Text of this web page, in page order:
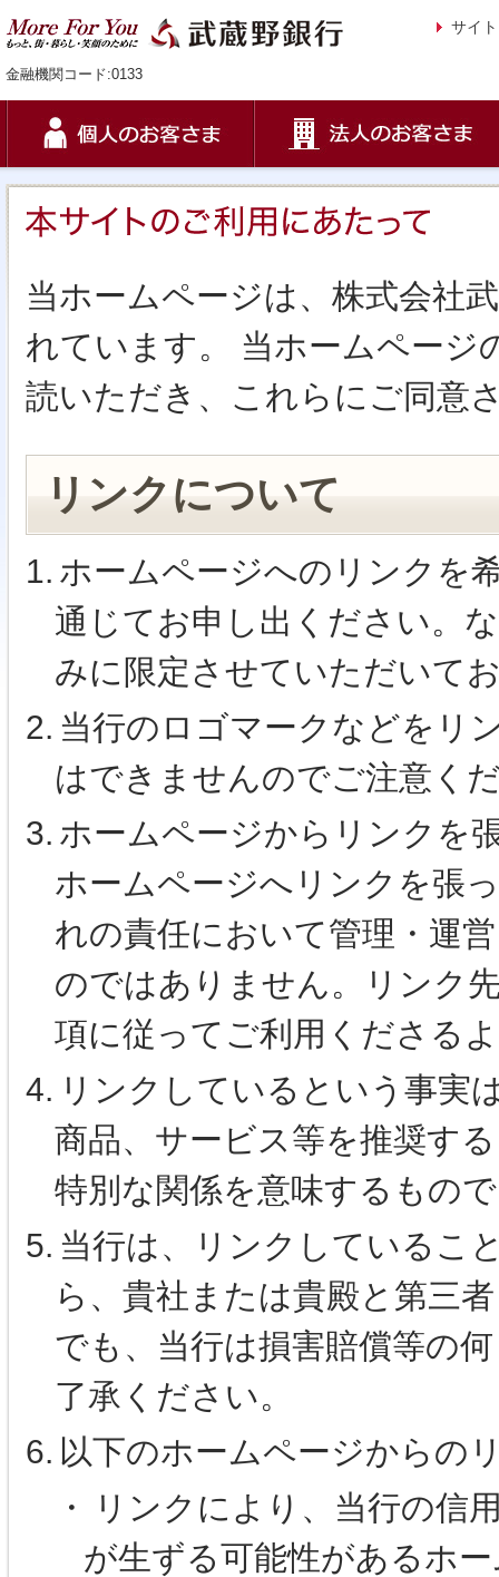
金融機関コード:0133
サイ
当ホームページは、株式会社
れています。 当ホームページ
読いただき、これらにご同意
リンクについて
1. ホームページへのリンクを
通じてお申し出ください。
みに限定させていただいて
2. 当行のロゴマークなどをリ
はできませんのでご注意く
3. ホームページからリンクを
ホームページへリンクを張
れの責任において管理・運
のではありません。リンク
項に従ってご利用くださる
4. リンクしているという事実
商品、サービス等を推奨す
特別な関係を意味するもの
5. 当行は、リンクしているこ
ら、貴社または貴殿と第三
でも、当行は損害賠償等の
了承ください。
6. 以下のホームページからの
・
リンクにより、当行の信
が生ずる可能性があるホ